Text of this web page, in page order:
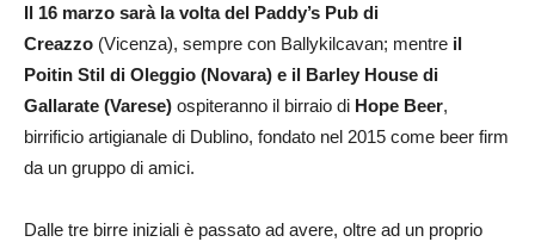
Il 16 marzo sarà la volta del Paddy’s Pub di
Creazzo (Vicenza), sempre con Ballykilcavan; mentre il
Poitin Stil di Oleggio (Novara) e il Barley House di
Gallarate (Varese) ospiteranno il birraio di Hope Beer,
birrificio artigianale di Dublino, fondato nel 2015 come beer firm
da un gruppo di amici.
Dalle tre birre iniziali è passato ad avere, oltre ad un proprio